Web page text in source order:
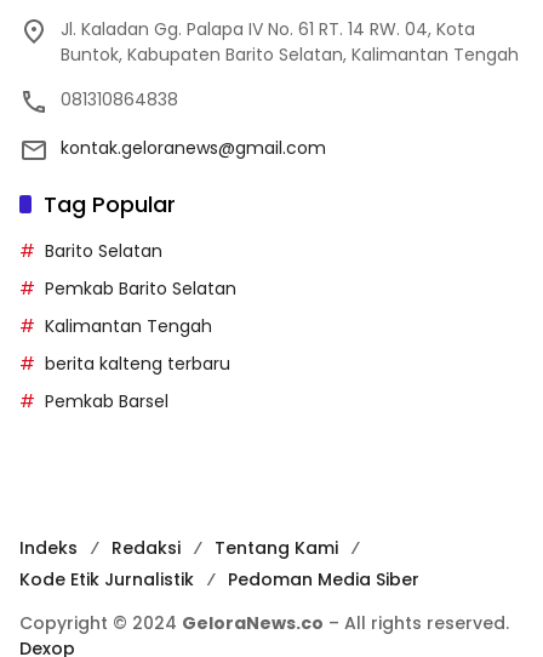
Jl. Kaladan Gg. Palapa IV No. 61 RT. 14 RW. 04, Kota
Buntok, Kabupaten Barito Selatan, Kalimantan Tengah
081310864838
kontak.geloranews@gmail.com
Tag Popular
Barito Selatan
Pemkab Barito Selatan
Kalimantan Tengah
berita kalteng terbaru
Pemkab Barsel
Indeks Redaksi
Tentang Kami
Kode Etik Jurnalistik
Pedoman Media Siber
Copyright © 2024 GeloraNews.co – All rights reserved.
Dexop